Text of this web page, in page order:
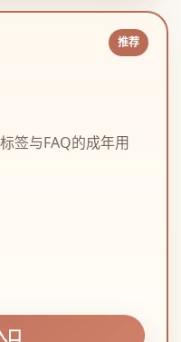
签与FAQ的成年用
口